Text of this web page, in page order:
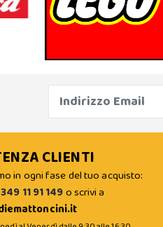
CLIENTI
in ogni fase del tuo acquisto:
349 11 91 149o scrivi a